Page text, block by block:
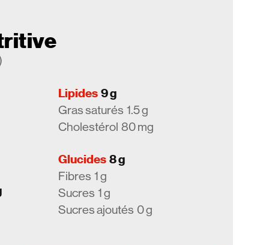
Lipides 9 g
Gras saturés 1.5 g
Cholestérol 80 mg
Glucides 8 g
Fibres 1 g
Sucres 1 g
Sucres ajoutés 0 g